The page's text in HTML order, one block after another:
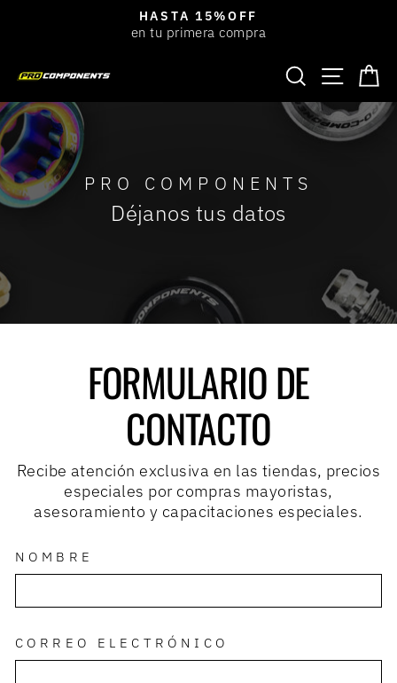
contenido
diapositivas
HASTA 15%OFF
en tu primera compra
BUSCAR
PRO COMPONENTS
Déjanos tus datos
FORMULARIO DE
CONTACTO
Recibe atención exclusiva en las tiendas, precios
especiales por compras mayoristas,
asesoramiento y capacitaciones especiales.
NOMBRE
CORREO ELECTRÓNICO